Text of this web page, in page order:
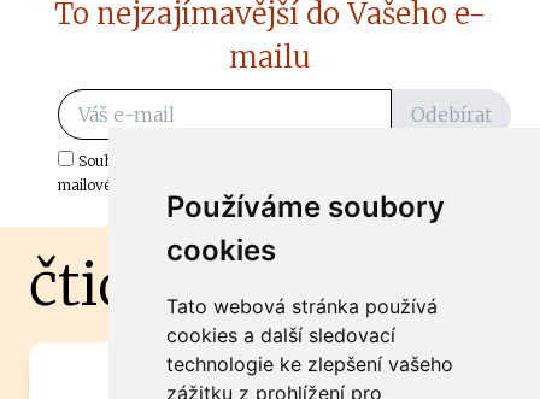
Používáme soubory
cookies
Tato webová stránka používá
cookies a další sledovací
technologie ke zlepšení vašeho
zážitku z prohlížení pro
To nejzajímavější do Vašeho e-
mailu
Odebírat
Souhlasím s odběrem důležitých zpráv ze ČtiDoma.cz do mé e-
mailové schránky.
čtidoma.cz
Máte zajímavou informaci? Chcete